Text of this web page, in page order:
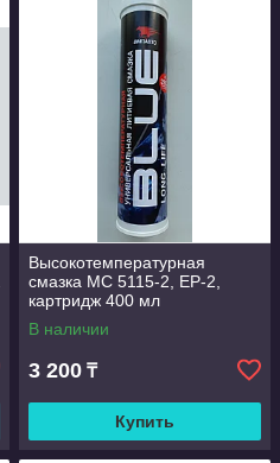
Высокотемпературная
смазка МС 5115-2, EP-2,
картридж 400 мл
В наличии
3 200 ₸
Купить